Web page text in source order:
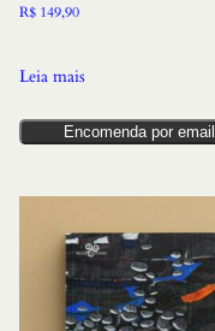
R$ 149,90
Leia mais
Encomenda por email